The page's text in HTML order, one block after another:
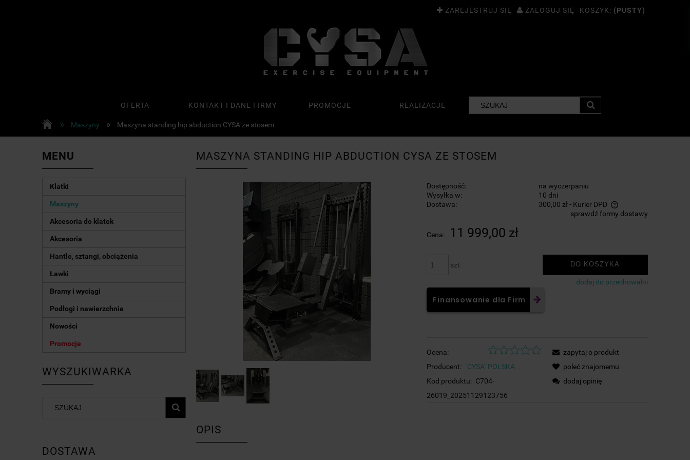
ZAREJESTRUJ SIĘ ZALOGUJ SIĘ KOSZYK: (PUSTY)
OFERTA KONTAKT I DANE FIRMY PROMOCJE REALIZACJE
» Maszyny » Maszyna standing hip abduction CYSA ze stosem
MENU
Klatki
Maszyny
Akcesoria do klatek
Akcesoria
Hantle, sztangi, obciążenia
Ławki
Bramy i wyciągi
Podłogi i nawierzchnie
Nowości
Promocje
WYSZUKIWARKA
DOSTAWA
MASZYNA STANDING HIP ABDUCTION CYSA ZE STOSEM
Dostępność:
na wyczerpaniu
Wysyłka w:
10 dni
Dostawa:
300,00 zł - Kurier DPD
Cena nie zawiera ewentualnych kosztów
płatności
sprawdź formy dostawy
Cena: 11 999,00 zł
szt. DO KOSZYKA
dodaj do przechowalni
Finansowanie dla Firm
Ocena:
Producent: "CYSA" POLSKA
Kod produktu: C704-
26019_20251129123756
zapytaj o produkt
poleć znajomemu
dodaj opinię
OPIS